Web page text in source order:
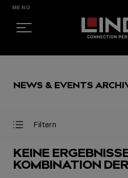
CONTENT
MENÜ
NEWS & EVENTS
Filter
Filter
Filtern
KEINE
KOMBINATION